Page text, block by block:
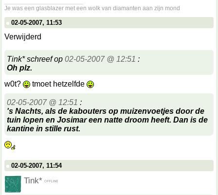
Je was een glasblazer met een wolk van diamanten aan zijn mond
02-05-2007, 11:53
Verwijderd
Tink* schreef op 02-05-2007 @ 12:51 :
Oh plz.
w0t?
tmoet hetzelfde
02-05-2007 @ 12:51 :
's Nachts, als de kabouters op muizenvoetjes door de
tuin lopen en Josimar een natte droom heeft. Dan is de
kantine in stille rust.
02-05-2007, 11:54
Tink*